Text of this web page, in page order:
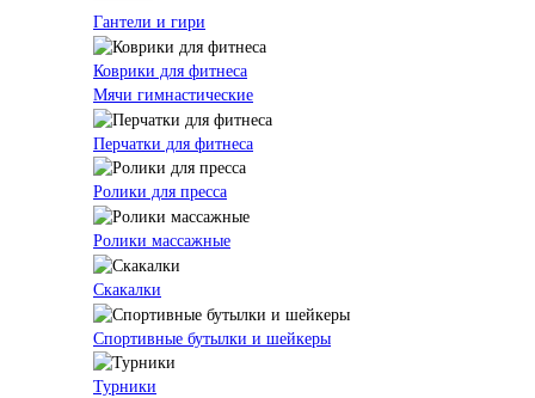
Гантели и гири
Коврики для фитнеса
Мячи гимнастические
Перчатки для фитнеса
Ролики для пресса
Ролики массажные
Скакалки
Спортивные бутылки и шейкеры
Турники